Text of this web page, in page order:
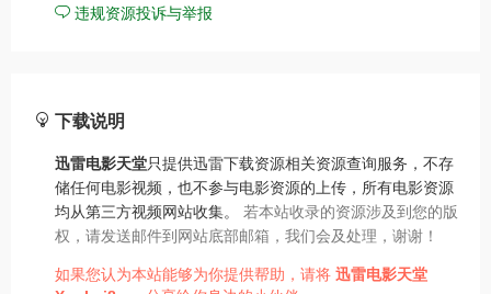
违规资源投诉与举报
下载说明
迅雷电影天堂只提供迅雷下载资源相关资源查询服务，不存
储任何电影视频，也不参与电影资源的上传，所有电影资源
均从第三方视频网站收集。 若本站收录的资源涉及到您的版
权，请发送邮件到网站底部邮箱，我们会及处理，谢谢！
如果您认为本站能够为你提供帮助，请将 迅雷电影天堂